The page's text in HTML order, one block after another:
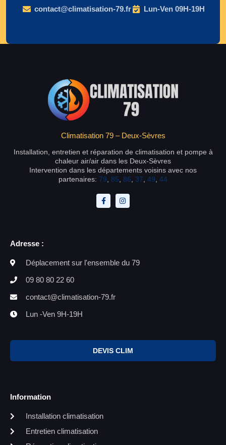
contact@climatisation-79.fr Lun-Ven 09H-19H
Climatisation 79 – Deux-Sèvres
Installation, entretien et réparation de climatisation et pompe à
chaleur air/air dans les Deux-Sèvres
Intervention dans les départements voisins avec nos
partenaires: 79 85 86 37 49 44
Adresse :
Déplacement sur l'ensemble du 79
09 80 80 22 60
contact@climatisation-79.fr
Lun -Ven 9H-19H
DEVIS CLIM
Information
Installation climatisation
Entretien climatisation